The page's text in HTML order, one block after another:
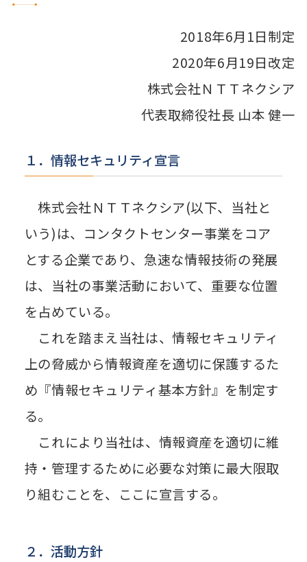
2018年6月1日制定
2020年6月19日改定
株式会社ＮＴＴネクシア
代表取締役社長 山本 健一
１．情報セキュリティ宣言
株式会社ＮＴＴネクシア(以下、当社と
いう)は、コンタクトセンター事業をコア
とする企業であり、急速な情報技術の発展
は、当社の事業活動において、重要な位置
を占めている。
これを踏まえ当社は、情報セキュリティ
上の脅威から情報資産を適切に保護するた
め『情報セキュリティ基本方針』を制定す
る。
これにより当社は、情報資産を適切に維
持・管理するために必要な対策に最大限取
り組むことを、ここに宣言する。
２．活動方針